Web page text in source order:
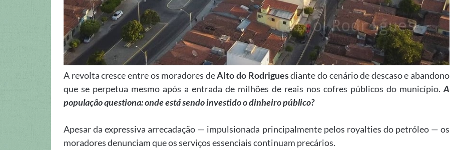
A revolta cresce entre os moradores deAlto do Rodriguesdiante do cenário de descaso e abandono
que se perpetua mesmo após a entrada de milhões de reais nos cofres públicos do município. A
população questiona: onde está sendo investido o dinheiro público?
Apesar da expressiva arrecadação — impulsionada principalmente pelos royalties do petróleo — os
moradores denunciam que os serviços essenciais continuam precários.